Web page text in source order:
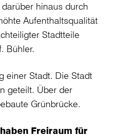
hinaus durch
Aufenthaltsqualität
Stadtteile
Bühler.
Freiraum für